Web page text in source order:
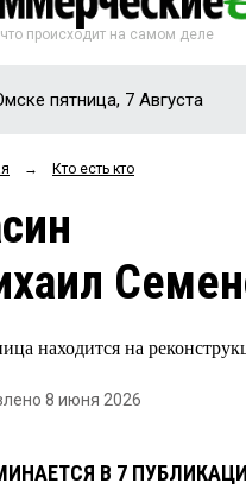
происходит на самом деле
пятница, 7 Августа
→ Кто есть кто
находится на
8 июня 2026
В 7